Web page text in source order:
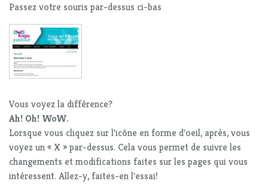
Passez votre souris par-dessus ci-bas
Vous voyez la différence?
Ah! Oh! WoW.
Lorsque vous cliquez sur l'icône en forme d'oeil, après, vous
voyez un « X » par-dessus. Cela vous permet de suivre les
changements et modifications faites sur les pages qui vous
intéressent. Allez-y, faites-en l'essai!